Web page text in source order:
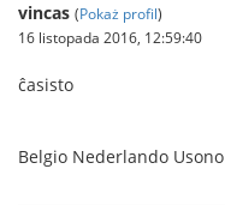
vincas (Pokaż profil)
16 listopada 2016, 12:59:40
ĉasisto
Belgio Nederlando Usono